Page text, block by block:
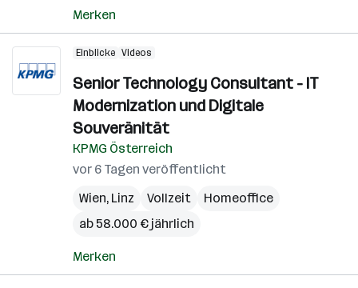
Merken
Einblicke Videos
Senior Technology Consultant - IT
Modernization und Digitale
Souveränität
KPMG Österreich
vor 6 Tagen veröffentlicht
Wien, Linz Vollzeit
Homeoffice
ab 58.000 € jährlich
Merken